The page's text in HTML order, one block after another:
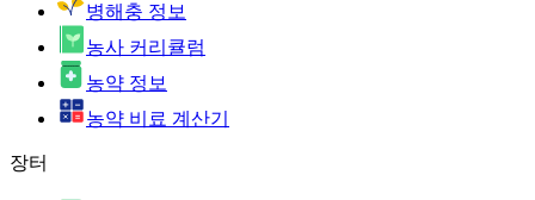
병해충 정보
농사 커리큘럼
농약 정보
농약 비료 계산기
장터